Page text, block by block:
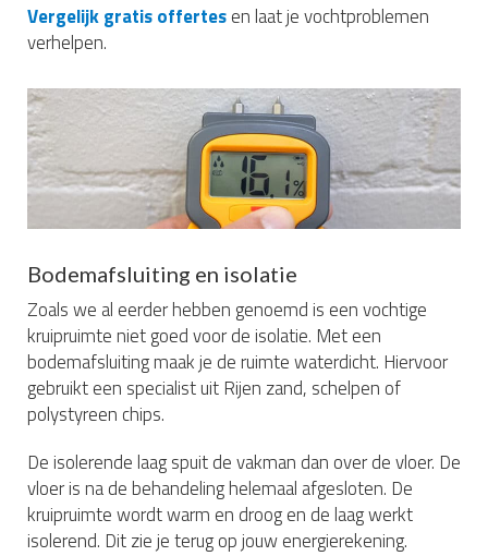
Vergelijk gratis offertesen laat je vochtproblemen
verhelpen.
Bodemafsluiting en isolatie
Zoals we al eerder hebben genoemd is een vochtige
kruipruimte niet goed voor de isolatie. Met een
bodemafsluiting maak je de ruimte waterdicht. Hiervoor
gebruikt een specialist uit Rijen zand, schelpen of
polystyreen chips.
De isolerende laag spuit de vakman dan over de vloer. De
vloer is na de behandeling helemaal afgesloten. De
kruipruimte wordt warm en droog en de laag werkt
isolerend. Dit zie je terug op jouw energierekening.